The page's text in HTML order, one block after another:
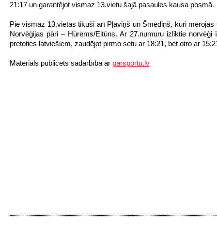
21:17 un garantējot vismaz 13.vietu šajā pasaules kausa posmā.
Pie vismaz 13.vietas tikuši arī Pļaviņš un Šmēdiņš, kuri mērojās
Norvēģijas pāri – Hūrems/Eitūns. Ar 27.numuru izliktie norvēģi
pretoties latviešiem, zaudējot pirmo setu ar 18:21, bet otro ar
Materiāls publicēts sadarbībā ar parsportu.lv